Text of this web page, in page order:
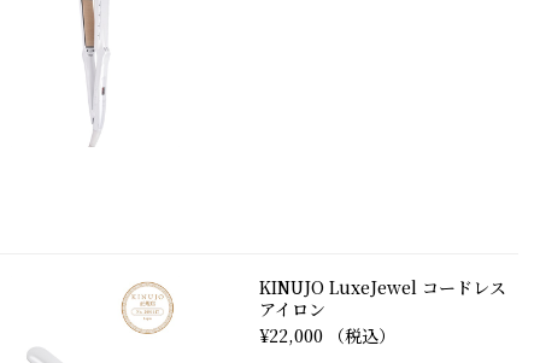
KINUJO LuxeJewel コードレス
アイロン
¥22,000 （税込）